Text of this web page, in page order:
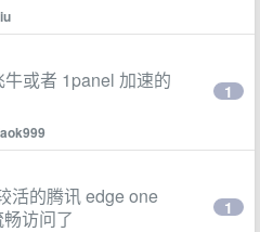
或者 1panel 加速的
1
活的腾讯 edge one
访问了
1